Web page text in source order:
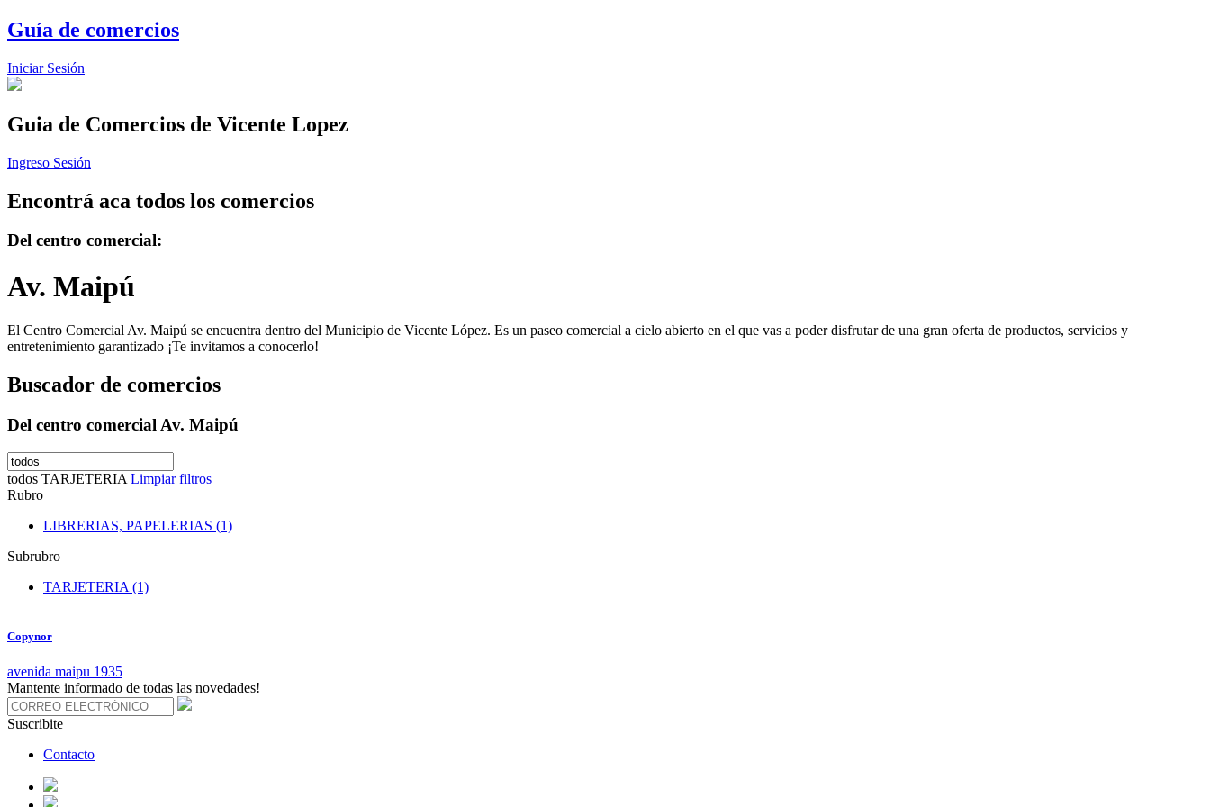
Guía de comercios
Iniciar Sesión
Guia de Comercios de Vicente Lopez
Ingreso Sesión
Encontrá aca todos los comercios
Del centro comercial:
Av. Maipú
El Centro Comercial Av. Maipú se encuentra dentro del Municipio de Vicente López. Es un paseo comercial a cielo abierto en el que vas a poder disfrutar de una gran oferta de productos, servicios y
entretenimiento garantizado ¡Te invitamos a conocerlo!
Buscador de comercios
Del centro comercial Av. Maipú
todos TARJETERIA Limpiar filtros
Rubro
LIBRERIAS, PAPELERIAS (1)
Subrubro
TARJETERIA (1)
Copynor
avenida maipu 1935
Mantente informado de todas las novedades!
Suscribite
Contacto